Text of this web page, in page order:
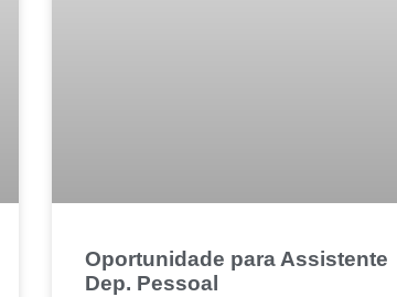
Oportunidade para Assistente
Dep. Pessoal